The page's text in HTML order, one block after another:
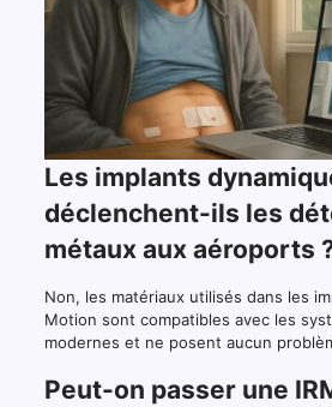
Les implants
déclenchent-ils les
métaux aux aéroports
Non, les matériaux utilisés dans les
Motion sont compatibles avec les
modernes et ne posent aucun
Peut-on passer une